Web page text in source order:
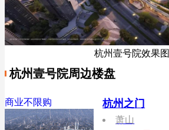
杭州壹号院效果图
杭州壹号院周边楼盘
商业不限购 杭州之门
萧山